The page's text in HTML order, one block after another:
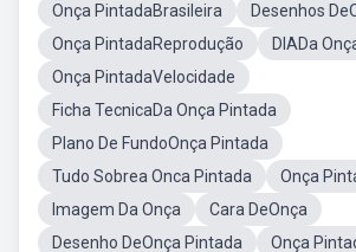
Onça PintadaBrasileira
Desenhos
Onça PintadaReprodução
DIADa
Onça PintadaVelocidade
Ficha TecnicaDa Onça Pintada
Plano De FundoOnça Pintada
Tudo Sobrea Onca Pintada
Onça
Imagem Da Onça
Cara DeOnça
Desenho DeOnça Pintada
Onça